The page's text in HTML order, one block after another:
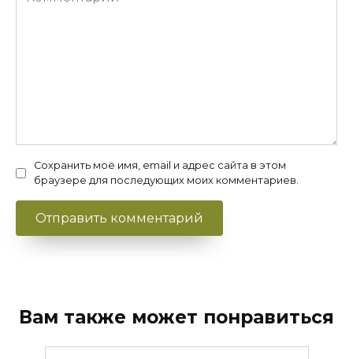
Сохранить моё имя, email и адрес сайта в этом
браузере для последующих моих комментариев.
Вам также может понравиться